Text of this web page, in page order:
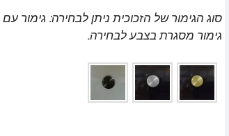
סוג הגימור של הזכוכית ניתן לבחירה: גימור
גימור מסגרת בצבע לבחירה.